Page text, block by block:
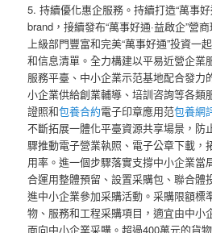
5. 持續優化惠企服務。持續打造“萬事
brand，接續發布“萬事好通·益啟企”營
上級部門豐富和完美“萬事好通”投資一
和信息清單。全力構建以平易近營企業
服務平臺、中小企業示范基地配合發力
小企業供給創業輔導、培訓咨詢等各類
證照和包養合約電子印章應用范包養網
不斷拓展一體化平臺資源共享場景，防
驟推動電子營業執照、電子公章下載，
用率。進一個步驟落實支撐中小企業當
合運用整體預留、設置采購包、聯合體
進中小企業參加采購活動。采購限額標
物、服務和工程采購項目，適宜由中小
面向中小企業采購。超過400萬元的貨